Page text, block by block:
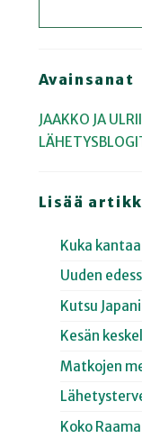
Avainsanat
JAAKKO JA
Lisää
Kuka
Uuden
Kutsu
Kesän
Matkojen
Koko